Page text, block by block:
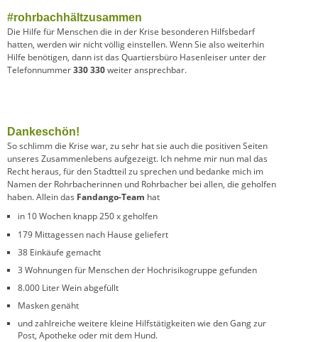
#rohrbachhältzusammen
Die Hilfe für Menschen die in der Krise besonderen Hilfsbedarf
hatten, werden wir nicht völlig einstellen. Wenn Sie also weiterhin
Hilfe benötigen, dann ist das Quartiersbüro Hasenleiser unter der
Telefonnummer330 330weiter ansprechbar.
Dankeschön!
So schlimm die Krise war, zu sehr hat sie auch die positiven Seiten
unseres Zusammenlebens aufgezeigt. Ich nehme mir nun mal das
Recht heraus, für den Stadtteil zu sprechen und bedanke mich im
Namen der Rohrbacherinnen und Rohrbacher bei allen, die geholfen
haben. Allein das Fandango-Team hat
in 10 Wochen knapp 250 x geholfen
179 Mittagessen nach Hause geliefert
38 Einkäufe gemacht
3 Wohnungen für Menschen der Hochrisikogruppe gefunden
8.000 Liter Wein abgefüllt
Masken genäht
und zahlreiche weitere kleine Hilfstätigkeiten wie den Gang zur
Post, Apotheke oder mit dem Hund.